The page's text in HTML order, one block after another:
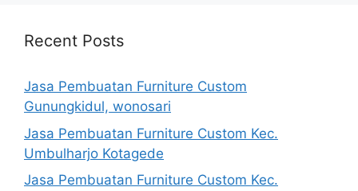
Recent Posts
Jasa Pembuatan Furniture Custom
Gunungkidul, wonosari
Jasa Pembuatan Furniture Custom Kec.
Umbulharjo Kotagede
Jasa Pembuatan Furniture Custom Kec.